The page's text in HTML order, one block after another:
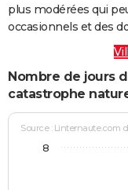
plus modérées qui
occasionnels et des
Nombre de jours
catastrophe
Source : Linternaute.com
8